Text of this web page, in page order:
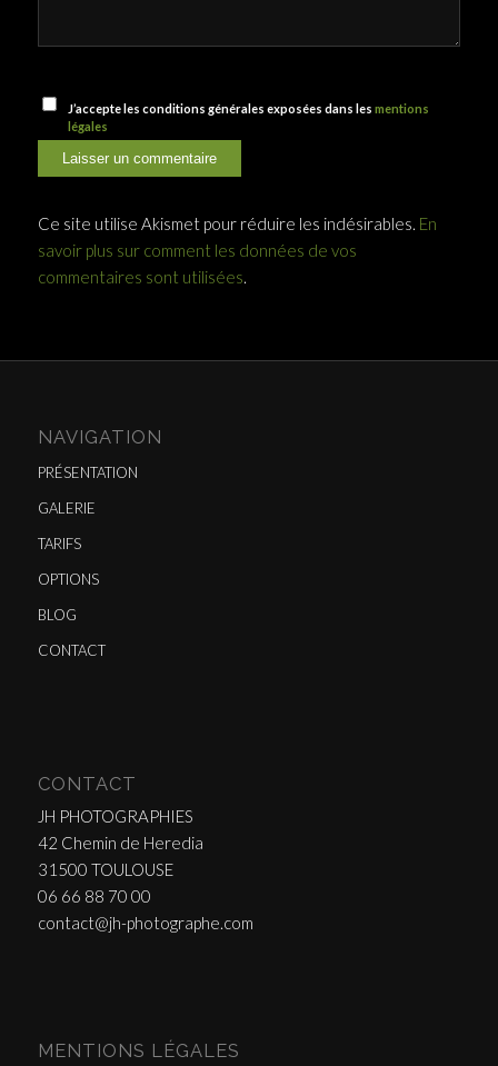
J’accepte les conditions générales exposées dans lesmentions
légales
Ce site utilise Akismet pour réduire les indésirables. En
savoir plus sur comment les données de vos
commentaires sont utilisées.
NAVIGATION
PRÉSENTATION
GALERIE
TARIFS
OPTIONS
BLOG
CONTACT
CONTACT
JH PHOTOGRAPHIES
42 Chemin de Heredia
31500 TOULOUSE
06 66 88 70 00
contact@jh-photographe.com
MENTIONS LÉGALES